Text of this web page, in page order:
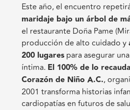
Este año, el encuentro
maridaje bajo un árbol de
el restaurante Doña Pame
producción de alto cuidado y
200 lugares para asegurar
íntima. El 100% de lo
Corazón de Niño A.C.,
2001 transforma historias
cardiopatías en futuros de